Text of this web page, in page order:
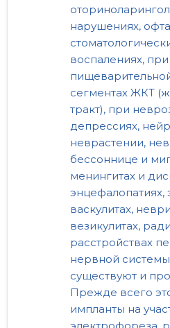
нарушениях,
воспалениях,
сегментах ЖКТ
тракт), при
депрессиях,
неврастении,
бессоннице и
менингитах и
энцефалопатиях,
васкулитах,
везикулитах,
расстройствах
нервной
существуют и
Прежде всего
импланты на